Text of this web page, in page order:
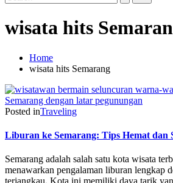
wisata hits
Home
wisata hits Semarang
Posted inTraveling
Liburan ke Semarang: Tips Hemat dan
Semarang adalah salah satu kota wisata
menawarkan pengalaman liburan lengkap